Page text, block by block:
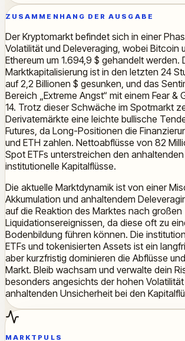
ZUSAMMENHANG DER AUSGABE
Der Kryptomarkt befindet sich in einer
Volatilität und Deleveraging, wobei Bitcoin
Ethereum um 1.694,9 $ gehandelt werden.
Marktkapitalisierung ist in den letzten 24
auf 2,2 Billionen $ gesunken, und das
Bereich „Extreme Angst“ mit einem Fear &
14. Trotz dieser Schwäche im Spotmarkt
Derivatemärkte eine leichte bullische
Futures, da Long-Positionen die
und ETH zahlen. Nettoabflüsse von 82
Spot ETFs unterstreichen den
institutionelle Kapitalflüsse.
Die aktuelle Marktdynamik ist von einer
Akkumulation und anhaltendem
auf die Reaktion des Marktes nach großen
Liquidationsereignissen, da diese oft zu
Bodenbildung führen können. Die
ETFs und tokenisierten Assets ist ein
aber kurzfristig dominieren die Abflüsse
Markt. Bleib wachsam und verwalte dein
besonders angesichts der hohen
anhaltenden Unsicherheit bei den
MARKTPULS